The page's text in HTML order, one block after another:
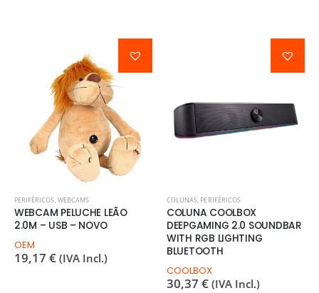
PERIFÉRICOS,WEBCAMS
WEBCAM PELUCHE LEÃO
2.0M – USB – NOVO
OEM
19,17 € (IVA Incl.)
COLUNAS, PERIFÉRICOS
COLUNA COOLBOX
DEEPGAMING 2.0 SOUNDBAR
WITH RGB LIGHTING
BLUETOOTH
COOLBOX
30,37 € (IVA Incl.)